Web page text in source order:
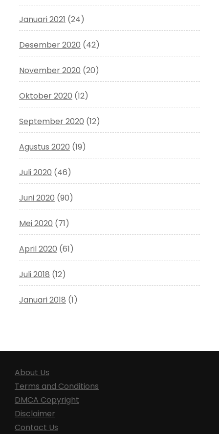
Januari 2021 (24)
Desember 2020 (42)
November 2020 (20)
Oktober 2020 (12)
September 2020 (12)
Agustus 2020 (19)
Juli 2020 (46)
Juni 2020 (90)
Mei 2020 (71)
April 2020 (61)
Juli 2018 (12)
Januari 2018 (1)
About Us
Terms and Conditions
DMCA Copyright
Disclaimer
Contact Us